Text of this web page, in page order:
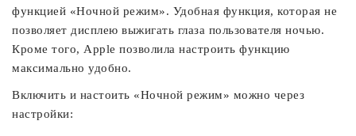
функцией «Ночной режим». Удобная функция, которая не
позволяет дисплею выжигать глаза пользователя ночью.
Кроме того, Apple позволила настроить функцию
максимально удобно.
Включить и настоить «Ночной режим» можно через
настройки: